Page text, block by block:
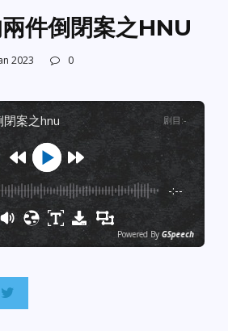
件倒閉案之HNU
2023 0
閉案之hnu 剧目 :-
-:--
Powered By GSpeech